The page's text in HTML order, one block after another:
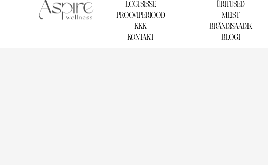
LOGI SISSE
PROOVIPERIOOD
KKK
KONTAKT
ÜRITUSED
MEIST
BRÄNDISAADIK
BLOGI